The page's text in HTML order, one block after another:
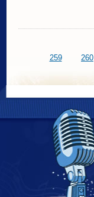
Páginas
259
260